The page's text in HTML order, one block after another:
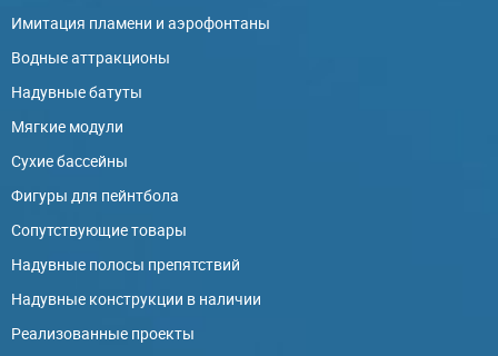
Имитация пламени и аэрофонтаны
Водные аттракционы
Надувные батуты
Мягкие модули
Сухие бассейны
Фигуры для пейнтбола
Сопутствующие товары
Надувные полосы препятствий
Надувные конструкции в наличии
Реализованные проекты